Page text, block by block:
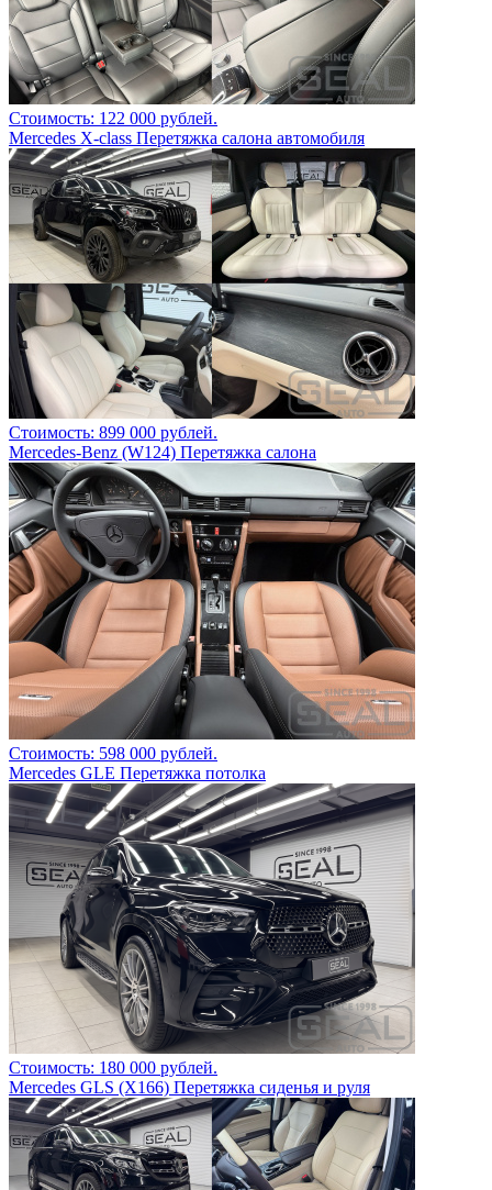
Стоимость: 122 000 рублей.
Mercedes X-class Перетяжка салона автомобиля
Стоимость: 899 000 рублей.
Mercedes-Benz (W124) Перетяжка салона
Стоимость: 598 000 рублей.
Mercedes GLE Перетяжка потолка
Стоимость: 180 000 рублей.
Mercedes GLS (Х166) Перетяжка сиденья и руля